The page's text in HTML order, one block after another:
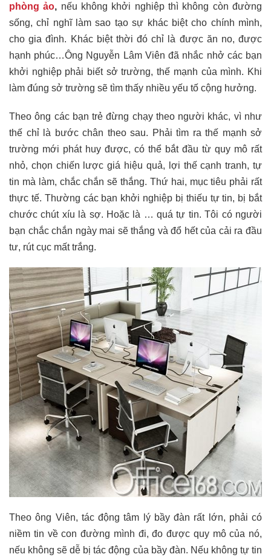
phòng ảo, nếu không khởi nghiệp thì không còn đường
sống, chỉ nghĩ làm sao tạo sự khác biệt cho chính mình,
cho gia đình. Khác biệt thời đó chỉ là được ăn no, được
hạnh phúc…Ông Nguyễn Lâm Viên đã nhắc nhở các bạn
khởi nghiệp phải biết sở trường, thế mạnh của mình. Khi
làm đúng sở trường sẽ tìm thấy nhiều yếu tố cộng hưởng.
Theo ông các bạn trẻ đừng chạy theo người khác, vì như
thế chỉ là bước chân theo sau. Phải tìm ra thế mạnh sở
trường mới phát huy được, có thể bắt đầu từ quy mô rất
nhỏ, chọn chiến lược giá hiệu quả, lợi thế cạnh tranh, tự
tin mà làm, chắc chắn sẽ thắng. Thứ hai, mục tiêu phải rất
thực tế. Thường các bạn khởi nghiệp bị thiếu tự tin, bị bắt
chước chút xíu là sợ. Hoặc là … quá tự tin. Tôi có người
bạn chắc chắn ngày mai sẽ thắng và đổ hết của cải ra đầu
tư, rút cục mất trắng.
Theo ông Viên, tác động tâm lý bầy đàn rất lớn, phải có
niềm tin về con đường mình đi, đo được quy mô của nó,
nếu không sẽ dễ bị tác động của bầy đàn. Nếu không tự tin